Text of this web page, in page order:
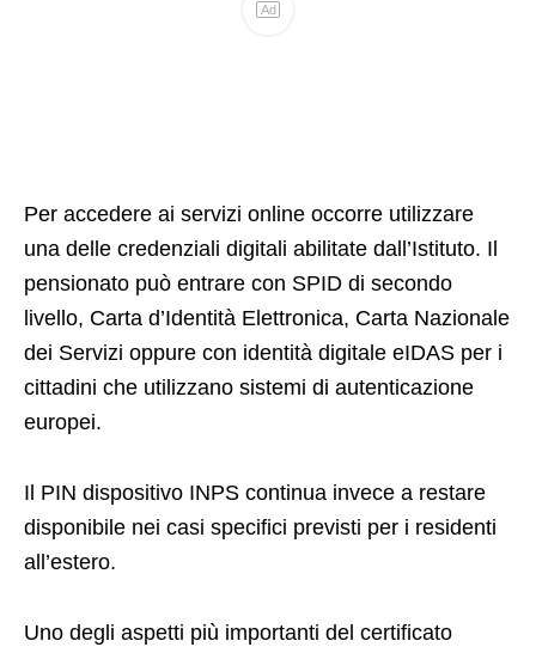
Ad
Per accedere ai servizi online occorre utilizzare
una delle credenziali digitali abilitate dall’Istituto. Il
pensionato può entrare con SPID di secondo
livello, Carta d’Identità Elettronica, Carta Nazionale
dei Servizi oppure con identità digitale eIDAS per i
cittadini che utilizzano sistemi di autenticazione
europei.
Il PIN dispositivo INPS continua invece a restare
disponibile nei casi specifici previsti per i residenti
all’estero.
Uno degli aspetti più importanti del certificato